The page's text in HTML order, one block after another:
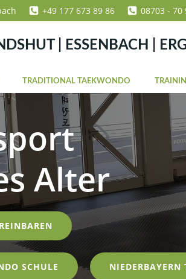
+49 177 673 89 86 08703 - 70
| ESSENBACH |
TRADITIONAL TAEKWONDO
Alter
SCHULE NIEDERBAYERN